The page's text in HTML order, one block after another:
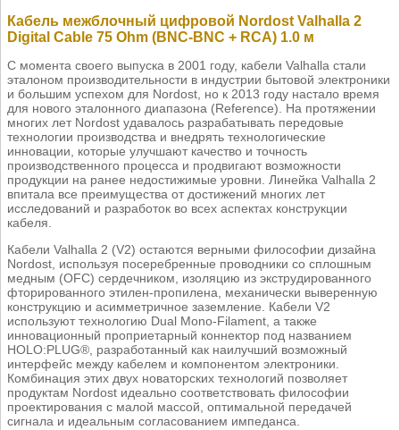
Кабель межблочный цифровой Nordost Valhalla 2
Digital Cable 75 Ohm (BNC-BNC + RCA) 1.0 м
С момента своего выпуска в 2001 году, кабели Valhalla стали
эталоном производительности в индустрии бытовой электроники
и большим успехом для Nordost, но к 2013 году настало время
для нового эталонного диапазона (Reference). На протяжении
многих лет Nordost удавалось разрабатывать передовые
технологии производства и внедрять технологические
инновации, которые улучшают качество и точность
производственного процесса и продвигают возможности
продукции на ранее недостижимые уровни. Линейка Valhalla 2
впитала все преимущества от достижений многих лет
исследований и разработок во всех аспектах конструкции
кабеля.
Кабели Valhalla 2 (V2) остаются верными философии дизайна
Nordost, используя посеребренные проводники со сплошным
медным (OFC) сердечником, изоляцию из экструдированного
фторированного этилен-пропилена, механически выверенную
конструкцию и асимметричное заземление. Кабели V2
используют технологию Dual Mono-Filament, а также
инновационный проприетарный коннектор под названием
HOLO:PLUG®, разработанный как наилучший возможный
интерфейс между кабелем и компонентом электроники.
Комбинация этих двух новаторских технологий позволяет
продуктам Nordost идеально соответствовать философии
проектирования с малой массой, оптимальной передачей
сигнала и идеальным согласованием импеданса.